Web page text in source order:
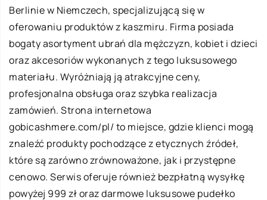
Berlinie w Niemczech, specjalizującą się w
oferowaniu produktów z kaszmiru. Firma posiada
bogaty asortyment ubrań dla mężczyzn, kobiet i dzieci
oraz akcesoriów wykonanych z tego luksusowego
materiału. Wyróżniają ją atrakcyjne ceny,
profesjonalna obsługa oraz szybka realizacja
zamówień. Strona internetowa
gobicashmere.com/pl/ to miejsce, gdzie klienci mogą
znaleźć produkty pochodzące z etycznych źródeł,
które są zarówno zrównoważone, jak i przystępne
cenowo. Serwis oferuje również bezpłatną wysyłkę
powyżej 999 zł oraz darmowe luksusowe pudełko